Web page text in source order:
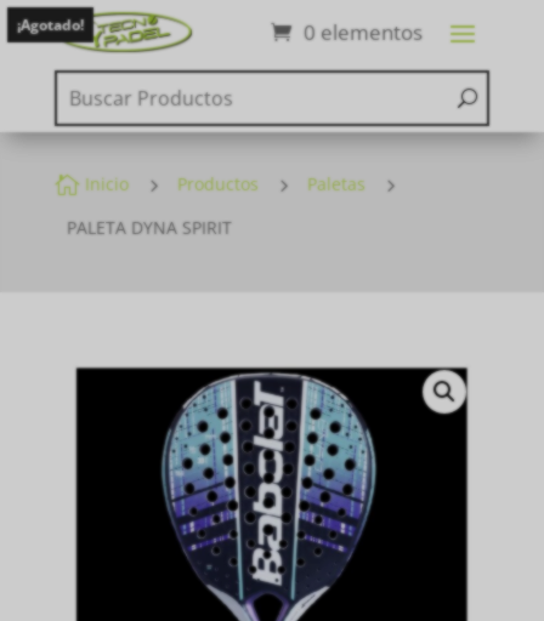
0 elementos
¡Agotado!
 Inicio 5 Productos 5 Paletas 5
PALETA DYNA SPIRIT